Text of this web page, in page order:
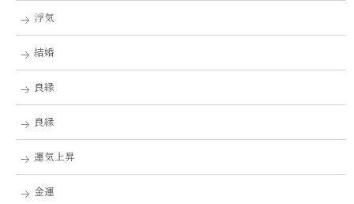
浮気
結婚
良縁
良縁
運気上昇
金運